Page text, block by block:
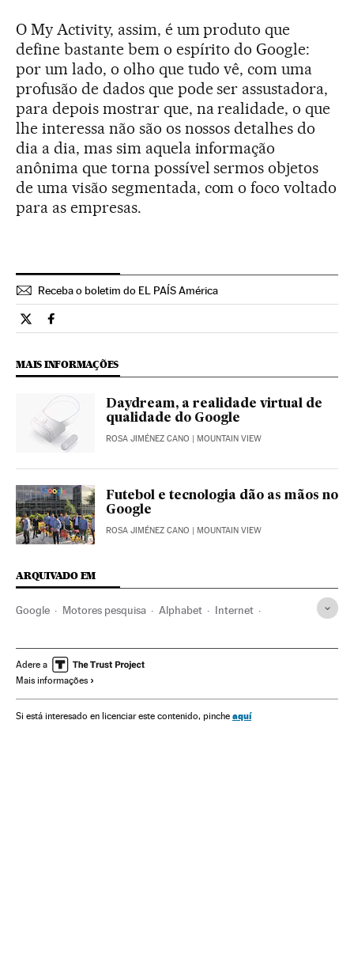
O My Activity, assim, é um produto que
define bastante bem o espírito do Google:
por um lado, o olho que tudo vê, com uma
profusão de dados que pode ser assustadora,
para depois mostrar que, na realidade, o que
lhe interessa não são os nossos detalhes do
dia a dia, mas sim aquela informação
anônima que torna possível sermos objetos
de uma visão segmentada, com o foco voltado
para as empresas.
Receba o boletim do EL PAÍS América
Tecnologia El País Brasil en Twitter
Tecnologia El País Brasil en Facebook
MAIS INFORMAÇÕES
Daydream, a realidade virtual de
qualidade do Google
ROSA JIMÉNEZ CANO | MOUNTAIN VIEW
Futebol e tecnologia dão as mãos no
Google
ROSA JIMÉNEZ CANO | MOUNTAIN VIEW
ARQUIVADO EM
Google Motores pesquisa Alphabet Internet
Adere a
Mais informações
Si está interesado en licenciar este contenido, pinche aquí